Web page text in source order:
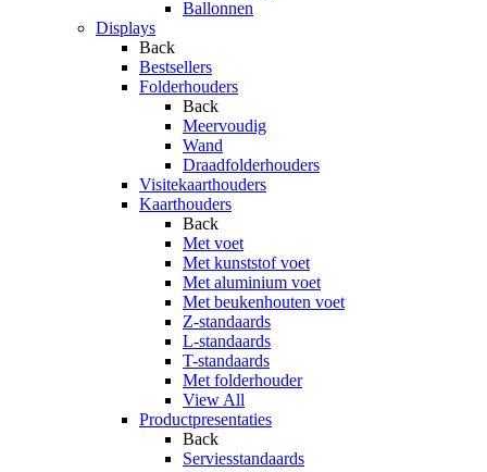
Ballonnen
Displays
Back
Bestsellers
Folderhouders
Back
Meervoudig
Wand
Draadfolderhouders
Visitekaarthouders
Kaarthouders
Back
Met voet
Met kunststof voet
Met aluminium voet
Met beukenhouten voet
Z-standaards
L-standaards
T-standaards
Met folderhouder
View All
Productpresentaties
Back
Serviesstandaards